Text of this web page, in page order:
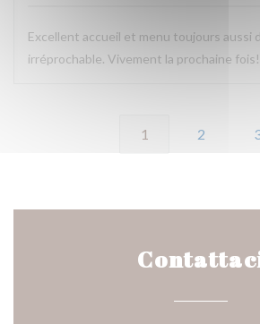
Excellent accueil et menu toujours aussi
irréprochable. Vivement la prochaine
1 2